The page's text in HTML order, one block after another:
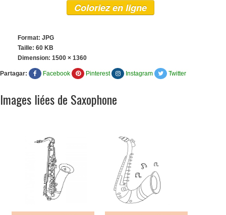
Coloriez en ligne
Format: JPG
Taille: 60 KB
Dimension: 1500 × 1360
Partagar: Facebook Pinterest Instagram Twitter
Images liées de Saxophone